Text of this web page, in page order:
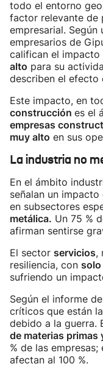
todo el entorno
factor relevante de
empresarial.
empresarios de
califican el
alto para su
describen el efecto
Este impacto, en
construcción es el
empresas
muy alto en sus
La industria no
En el ámbito
señalan un
en subsectores
metálica. Un 75 %
afirman sentirse
El sector servicios,
resiliencia, con solo
sufriendo un
Según el informe
críticos que están
debido a la guerra.
de materias primas
% de las
afectan al 100 %.